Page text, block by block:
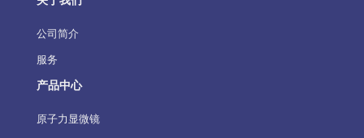
公司简介
服务
产品中心
原子力显微镜